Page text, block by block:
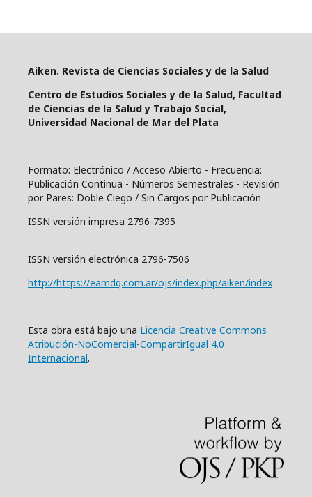
Aiken. Revista de Ciencias Sociales y de la Salud
Centro de Estudios Sociales y de la Salud, Facultad
de Ciencias de la Salud y Trabajo Social,
Universidad Nacional de Mar del Plata
Formato: Electrónico / Acceso Abierto - Frecuencia:
Publicación Continua - Números Semestrales - Revisión
por Pares: Doble Ciego / Sin Cargos por Publicación
ISSN versión impresa 2796-7395
ISSN versión electrónica 2796-7506
http://https://eamdq.com.ar/ojs/index.php/aiken/index
Esta obra está bajo una Licencia Creative Commons
Atribución-NoComercial-CompartirIgual 4.0
Internacional.